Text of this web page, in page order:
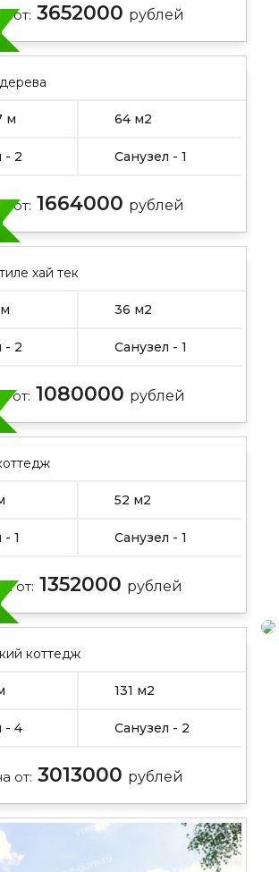
от: 3652000 рублей
м 64 м2
- 2 Санузел - 1
от: 1664000 рублей
хай тек
36 м2
- 2 Санузел - 1
от: 1080000 рублей
52 м2
1 Санузел - 1
от: 1352000 рублей
коттедж
131 м2
- 4 Санузел - 2
от: 3013000 рублей